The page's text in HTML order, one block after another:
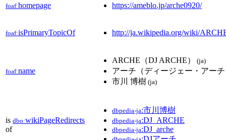
foaf:homepage https://ameblo.jp/arche0920/
foaf:isPrimaryTopicOf http://ja.wikipedia.org/wiki/
foaf:name
ARCHE（DJ ARCHE） (ja)
アーチ（ディージェー・アー
市川 博樹 (ja)
is dbo:wikiPageRedirects
of
dbpedia-ja:市川博樹
dbpedia-ja:DJ_ARCHE
dbpedia-ja:DJ_arche